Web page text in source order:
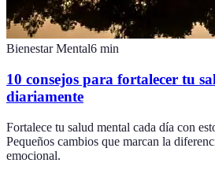
Bienestar Mental6 min
10 consejos para fortalecer tu
diariamente
Fortalece tu salud mental cada día con
Pequeños cambios que marcan la
emocional.